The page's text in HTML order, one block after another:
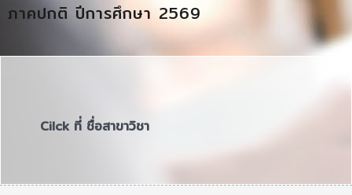
ภาคปกติ ปีการศึกษา 2569
Cilck ที่ ชื่อสาขาวิชา